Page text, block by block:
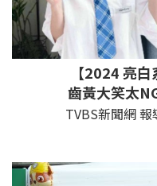
【2024 亮
齒黃大笑太
TVBS新聞網